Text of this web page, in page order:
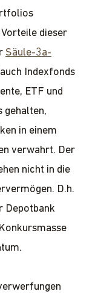
dieser
Säule-3a-
Indexfonds
ETF und
gehalten,
in einem
verwahrt. Der
nicht in die
D.h.
Depotbank